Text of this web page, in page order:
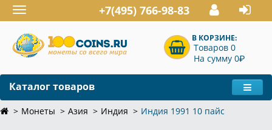
Toggle
navigation
+7(495) 766-98-83
В КОРЗИНЕ:
Товаров 0
На сумму 0P
Каталог товаров
Монеты Азия Индия Индия 1991 10 пайс